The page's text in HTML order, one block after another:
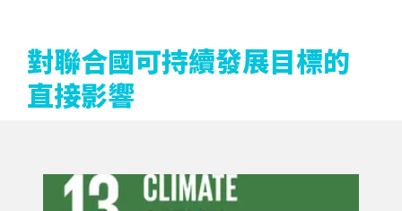
對聯合國可持續發展目標的
直接影響